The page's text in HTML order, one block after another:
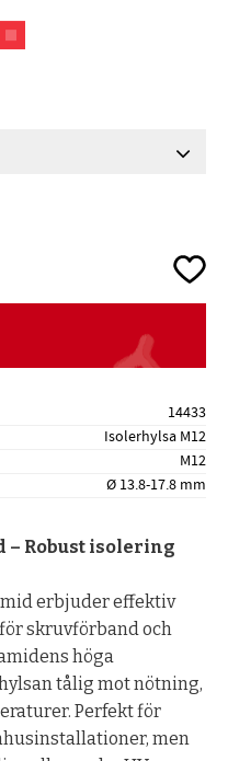
Lägg
14433
Isolerhylsa M12
M12
Ø 13.8-17.8 mm
Robust isolering
erbjuder effektiv
skruvförband och
höga
tålig mot nötning,
Perfekt för
men